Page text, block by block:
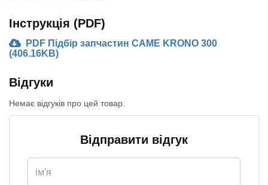
Інструкція (PDF)
PDF Підбір запчастин CAME KRONO 300
(406.16KB)
Відгуки
Немає відгуків про цей товар.
Відправити відгук